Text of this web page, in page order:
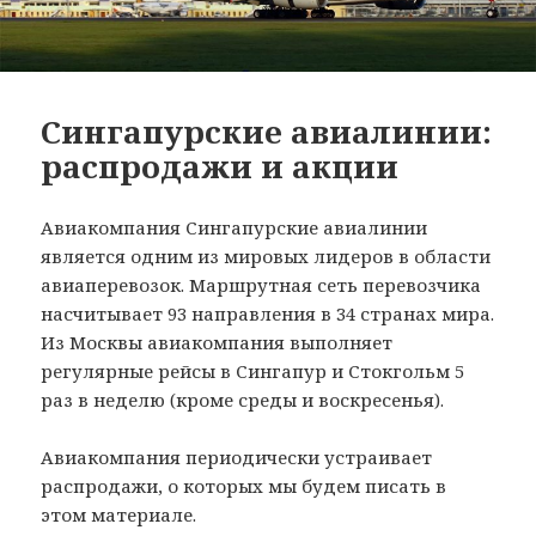
Сингапурские авиалинии:
распродажи и акции
Авиакомпания Сингапурские авиалинии
является одним из мировых лидеров в области
авиаперевозок. Маршрутная сеть перевозчика
насчитывает 93 направления в 34 странах мира.
Из Москвы авиакомпания выполняет
регулярные рейсы в Сингапур и Стокгольм 5
раз в неделю (кроме среды и воскресенья).
Авиакомпания периодически устраивает
распродажи, о которых мы будем писать в
этом материале.